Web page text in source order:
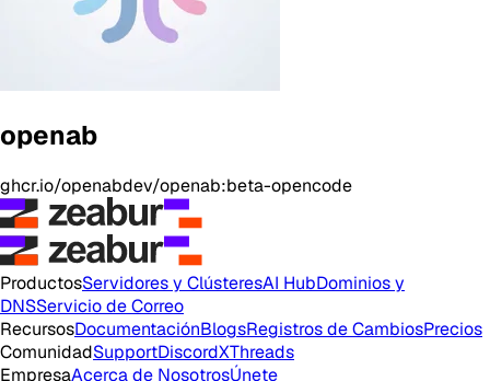
openab
ghcr.io/openabdev/openab:beta-opencode
ProductosServidores y ClústeresAI HubDominios y
DNSServicio de Correo
RecursosDocumentaciónBlogsRegistros de CambiosPrecios
ComunidadSupportDiscordXThreads
EmpresaAcerca de NosotrosÚnete